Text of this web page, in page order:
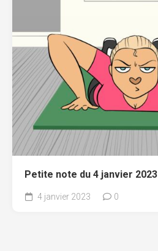
Petite note du 4 janvier 2023
4 janvier 2023 0